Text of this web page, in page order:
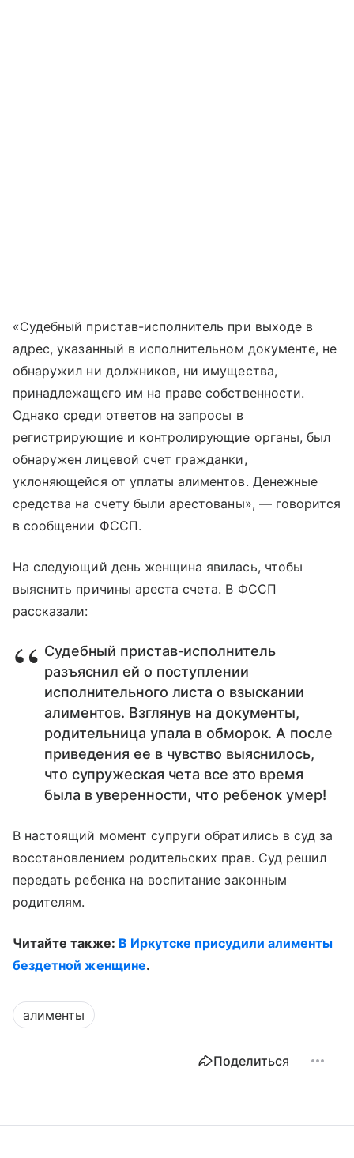
«Судебный пристав-исполнитель при выходе в
адрес, указанный в исполнительном документе, не
обнаружил ни должников, ни имущества,
принадлежащего им на праве собственности.
Однако среди ответов на запросы в
регистрирующие и контролирующие органы, был
обнаружен лицевой счет гражданки,
уклоняющейся от уплаты алиментов. Денежные
средства на счету были арестованы», — говорится
в сообщении ФССП.
На следующий день женщина явилась, чтобы
выяснить причины ареста счета. В ФССП
рассказали:
Судебный пристав-исполнитель
разъяснил ей о поступлении
исполнительного листа о взыскании
алиментов. Взглянув на документы,
родительница упала в обморок. А после
приведения ее в чувство выяснилось,
что супружеская чета все это время
была в уверенности, что ребенок умер!
В настоящий момент супруги обратились в суд за
восстановлением родительских прав. Суд решил
передать ребенка на воспитание законным
родителям.
Читайте также: В Иркутске присудили алименты
бездетной женщине.
алименты
Поделиться